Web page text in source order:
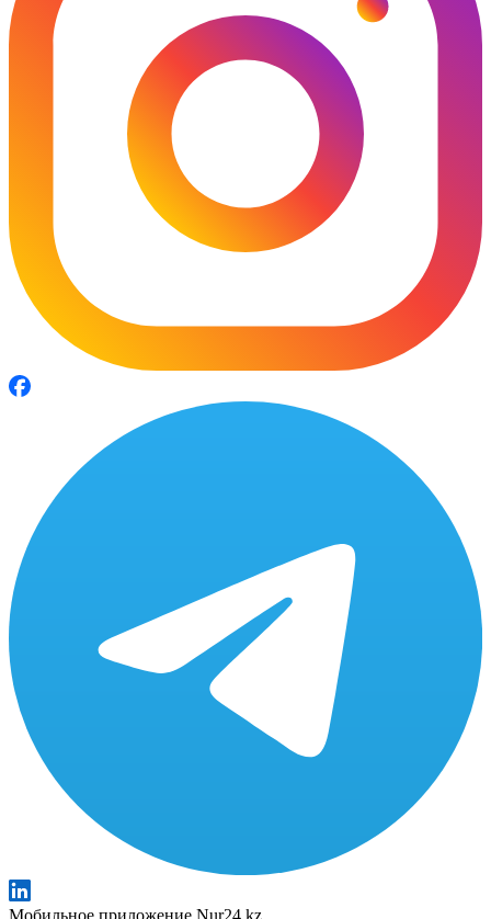
Мобильное приложение Nur24.kz